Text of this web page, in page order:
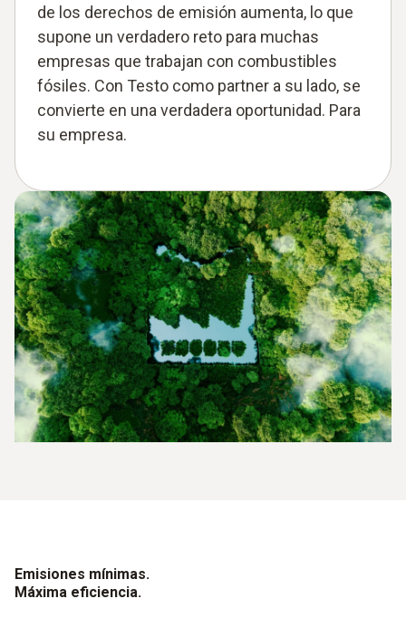
de los derechos de emisión aumenta, lo que
supone un verdadero reto para muchas
empresas que trabajan con combustibles
fósiles. Con Testo como partner a su lado, se
convierte en una verdadera oportunidad. Para
su empresa.
Emisiones mínimas.
Máxima eficiencia.